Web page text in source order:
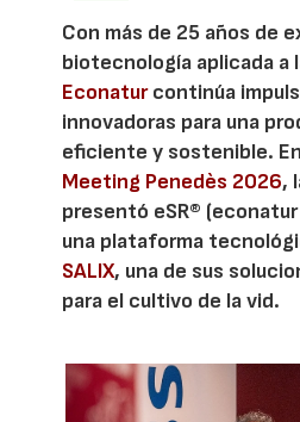
Con más de 25 años de
biotecnología aplicada a
Econaturcontinúa
innovadoras para una
eficiente y sostenible.
Meeting Penedès 2026,
presentó eSR®
una plataforma
SALIX, una de sus
para el cultivo de la vid.